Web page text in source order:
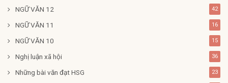
NGỮ VĂN 12 42
NGỮ VĂN 11 16
NGỮ VĂN 10 15
Nghị luận xã hội 36
Những bài văn đạt HSG 23